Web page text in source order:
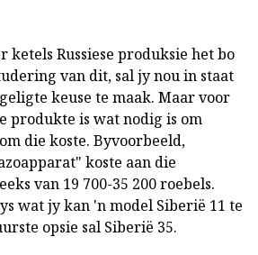
ketels Russiese produksie het bo
van dit, sal jy nou in staat
keuse te maak. Maar voor
produkte is wat nodig is om
die koste. Byvoorbeeld,
koste aan die
van 19 700-35 200 roebels.
wat jy kan 'n model Siberië 11 te
opsie sal Siberië 35.